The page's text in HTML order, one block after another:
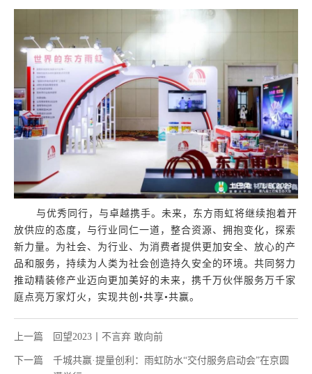
与优秀同行，与卓越携手。未来，东方雨虹将继续抱着开
放供应的态度，与行业同仁一道，整合资源、拥抱变化，探索
新力量。为社会、为行业、为消费者提供更加安全、放心的产
品和服务，持续为人类为社会创造持久安全的环境。共同努力
推动精装修产业迈向更加美好的未来，携千万伙伴服务万千家
庭点亮万家灯火，实现共创•共享•共赢。
上一篇 回望2023丨不言弃 敢向前
下一篇
千城共赢·提量创利：雨虹防水“交付服务启动会”在京圆